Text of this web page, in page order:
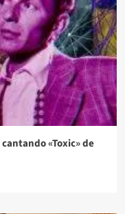
«Toxic» de